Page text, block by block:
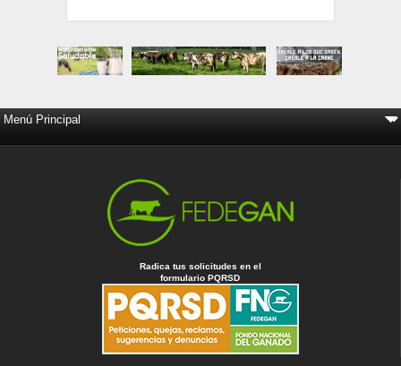
Radica tus solicitudes en el
formulario PQRSD